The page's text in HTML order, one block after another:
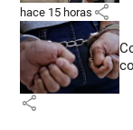
hace 15 horas share
share